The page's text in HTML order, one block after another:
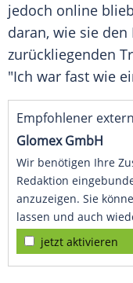
jedoch online
daran, wie sie
zurückliegenden
"Ich war fast wie
Empfohlener
Glomex GmbH
Wir benötigen Ihre
Redaktion
anzuzeigen. Sie
lassen und auch
jetzt aktivieren